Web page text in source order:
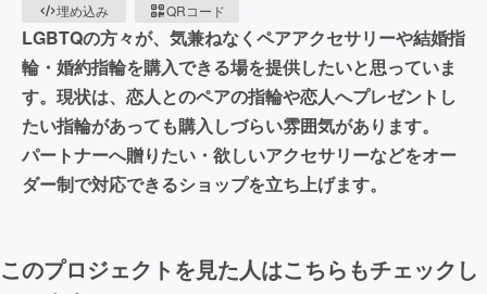
埋め込み
QRコード
LGBTQの方々が、気兼ねなくペアアクセサリーや結婚指
輪・婚約指輪を購入できる場を提供したいと思っていま
す。現状は、恋人とのペアの指輪や恋人へプレゼントし
たい指輪があっても購入しづらい雰囲気があります。
パートナーへ贈りたい・欲しいアクセサリーなどをオー
ダー制で対応できるショップを立ち上げます。
このプロジェクトを見た人はこちらもチェックし